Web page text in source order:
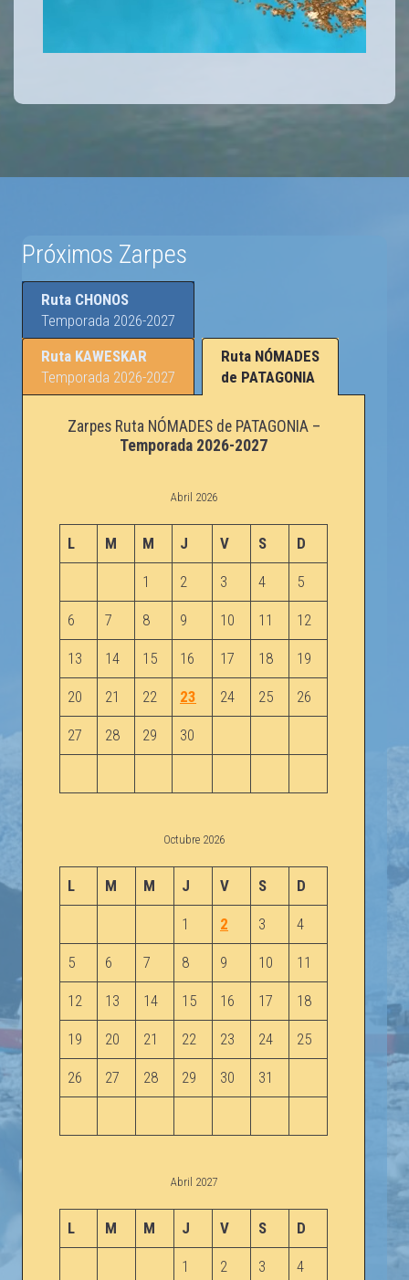
Próximos Zarpes
Ruta CHONOS
Temporada 2026-2027
Ruta KAWESKAR
Temporada 2026-2027
Ruta NÓMADES
de PATAGONIA
Zarpes Ruta NÓMADES de PATAGONIA –
Temporada 2026-2027
Abril 2026
L M M J V S D
1 2 3 4 5
6 7 8 9 10 11 12
13 14 15 16 17 18 19
20 21 22 23 24 25 26
27 28 29 30
Octubre 2026
L M M J V S D
1 2 3 4
5 6 7 8 9 10 11
12 13 14 15 16 17 18
19 20 21 22 23 24 25
26 27 28 29 30 31
Abril 2027
L M M J V S D
1 2 3 4